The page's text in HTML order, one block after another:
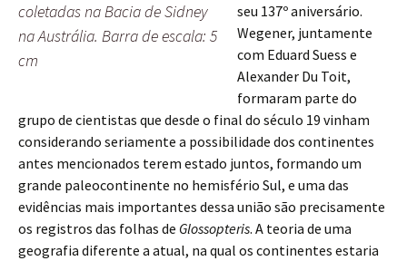
coletadas na Bacia de Sidney
na Austrália. Barra de escala: 5
cm
seu 137º aniversário.
Wegener, juntamente
com Eduard Suess e
Alexander Du Toit,
formaram parte do
grupo de cientistas que desde o final do século 19 vinham
considerando seriamente a possibilidade dos continentes
antes mencionados terem estado juntos, formando um
grande paleocontinente no hemisfério Sul, e uma das
evidências mais importantes dessa união são precisamente
os registros das folhas de Glossopteris. A teoria de uma
geografia diferente a atual, na qual os continentes estaria